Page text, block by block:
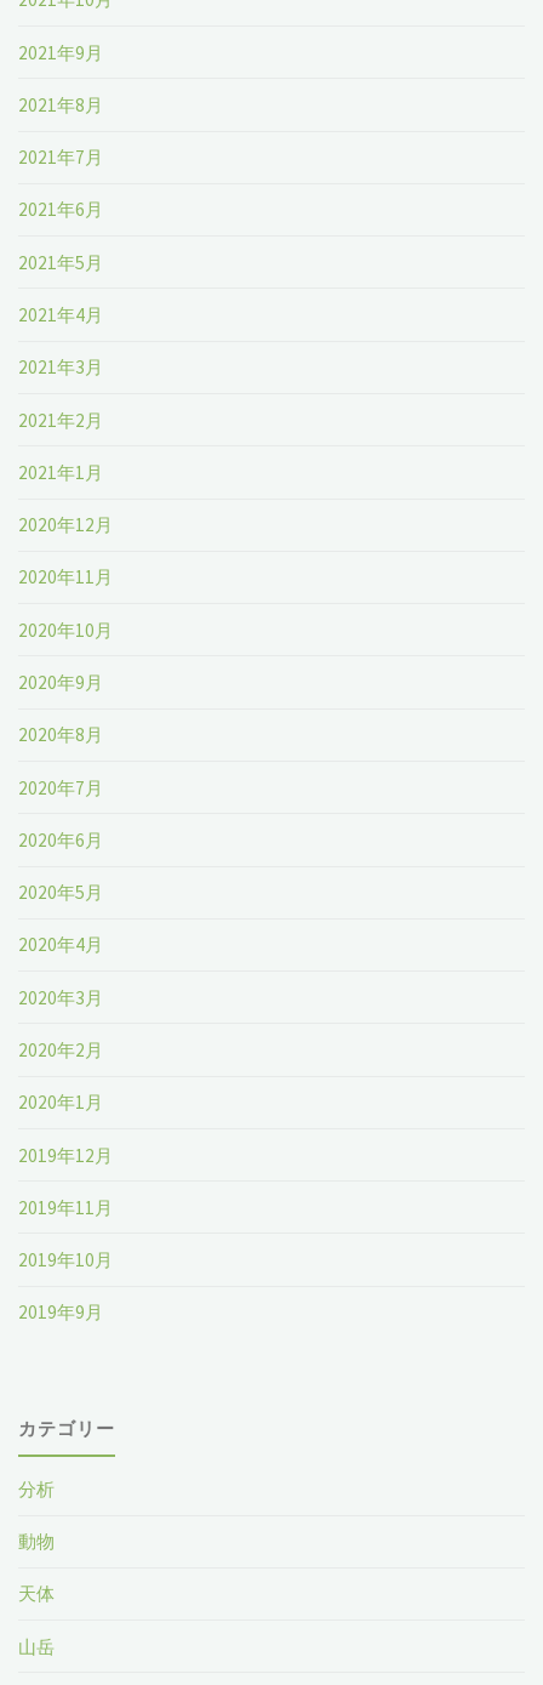
2021年9月
2021年8月
2021年7月
2021年6月
2021年5月
2021年4月
2021年3月
2021年2月
2021年1月
2020年12月
2020年11月
2020年10月
2020年9月
2020年8月
2020年7月
2020年6月
2020年5月
2020年4月
2020年3月
2020年2月
2020年1月
2019年12月
2019年11月
2019年10月
2019年9月
カテゴリー
分析
動物
天体
山岳